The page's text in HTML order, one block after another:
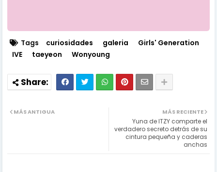
Tags curiosidades galeria
Girls' Generation
IVE
taeyeon Wonyoung
MÁS RECIENTE
Yuna de ITZY comparte el
verdadero secreto detrás de su
cintura pequeña y caderas
anchas
MÁS ANTIGUA